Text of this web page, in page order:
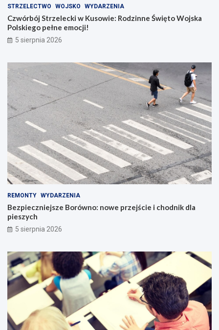
STRZELECTWO WOJSKO WYDARZENIA
Czwórbój Strzelecki w Kusowie: Rodzinne Święto Wojska
Polskiego pełne emocji!
5 sierpnia 2026
REMONTY WYDARZENIA
Bezpieczniejsze Borówno: nowe przejście i chodnik dla
pieszych
5 sierpnia 2026